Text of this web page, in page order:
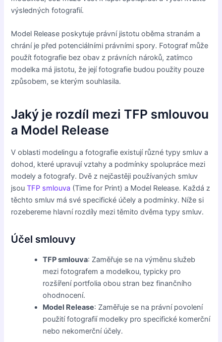
výsledných fotografií.
Model Release poskytuje právní jistotu oběma stranám a
chrání je před potenciálními právními spory. Fotograf může
použít fotografie bez obav z právních nároků, zatímco
modelka má jistotu, že její fotografie budou použity pouze
způsobem, se kterým souhlasila.
Jaký je rozdíl mezi TFP smlouvou
a Model Release
V oblasti modelingu a fotografie existují různé typy smluv a
dohod, které upravují vztahy a podmínky spolupráce mezi
modely a fotografy. Dvě z nejčastěji používaných smluv
jsouTFP smlouva (Time for Print) a Model Release. Každá z
těchto smluv má své specifické účely a podmínky. Níže si
rozebereme hlavní rozdíly mezi těmito dvěma typy smluv.
Účel smlouvy
TFP smlouva: Zaměřuje se na výměnu služeb
mezi fotografem a modelkou, typicky pro
rozšíření portfolia obou stran bez finančního
ohodnocení.
Model Release: Zaměřuje se na právní povolení
použití fotografií modelky pro specifické komerční
nebo nekomerční účely.